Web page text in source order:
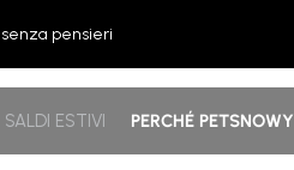
senza pensieri
SALDI ESTIVI PERCHÉ PETSNOWY